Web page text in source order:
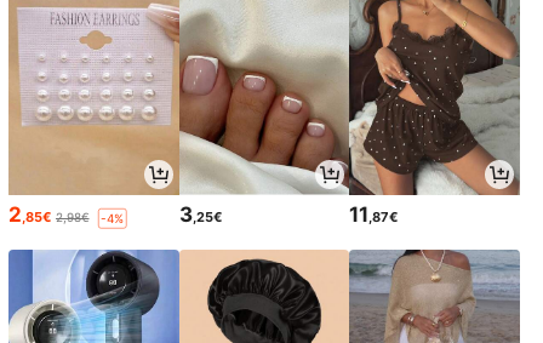
2,85€ 2,98€ -4% 3,25€ 11,87€